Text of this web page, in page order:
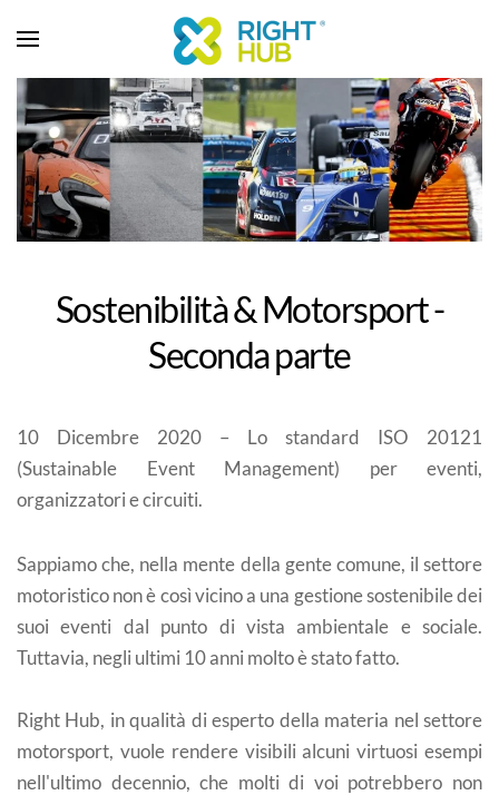
Sostenibilità & Motorsport -
Seconda parte
10 Dicembre 2020 – Lo standard ISO 20121
(Sustainable Event Management) per eventi,
organizzatori e circuiti.
Sappiamo che, nella mente della gente comune, il settore
motoristico non è così vicino a una gestione sostenibile dei
suoi eventi dal punto di vista ambientale e sociale.
Tuttavia, negli ultimi 10 anni molto è stato fatto.
Right Hub, in qualità di esperto della materia nel settore
motorsport, vuole rendere visibili alcuni virtuosi esempi
nell'ultimo decennio, che molti di voi potrebbero non